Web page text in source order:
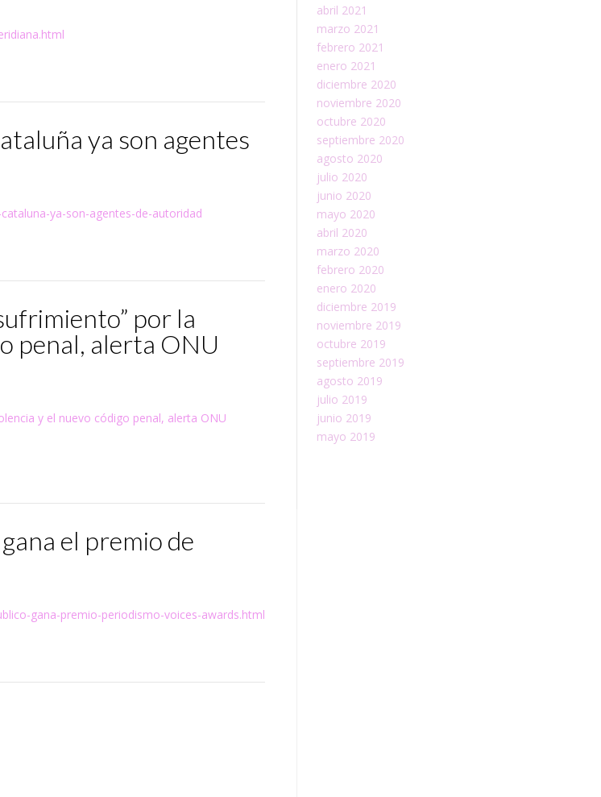
ya son agentes
ya-son-agentes-de-autoridad
por la
penal, alerta ONU
y el nuevo código penal, alerta ONU
el premio de
gana-premio-periodismo-voices-awards.html
abril 2021
marzo 2021
febrero 2021
enero 2021
diciembre 2020
noviembre 2020
octubre 2020
septiembre 2020
agosto 2020
julio 2020
junio 2020
mayo 2020
abril 2020
marzo 2020
febrero 2020
enero 2020
diciembre 2019
noviembre 2019
octubre 2019
septiembre 2019
agosto 2019
julio 2019
junio 2019
mayo 2019